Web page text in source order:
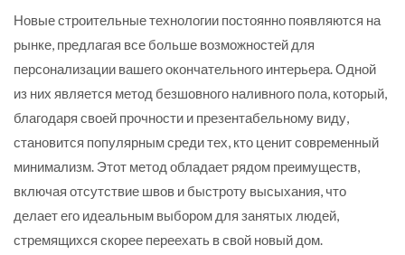
Новые строительные технологии постоянно появляются на
рынке, предлагая все больше возможностей для
персонализации вашего окончательного интерьера. Одной
из них является метод безшовного наливного пола, который,
благодаря своей прочности и презентабельному виду,
становится популярным среди тех, кто ценит современный
минимализм. Этот метод обладает рядом преимуществ,
включая отсутствие швов и быстроту высыхания, что
делает его идеальным выбором для занятых людей,
стремящихся скорее переехать в свой новый дом.